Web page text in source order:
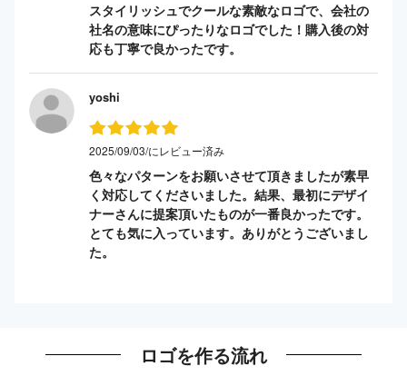
スタイリッシュでクールな素敵なロゴで、会社の
社名の意味にぴったりなロゴでした！購入後の対
応も丁寧で良かったです。
yoshi
2025/09/03/にレビュー済み
色々なパターンをお願いさせて頂きましたが素早
く対応してくださいました。結果、最初にデザイ
ナーさんに提案頂いたものが一番良かったです。
とても気に入っています。ありがとうございまし
た。
ロゴを作る流れ